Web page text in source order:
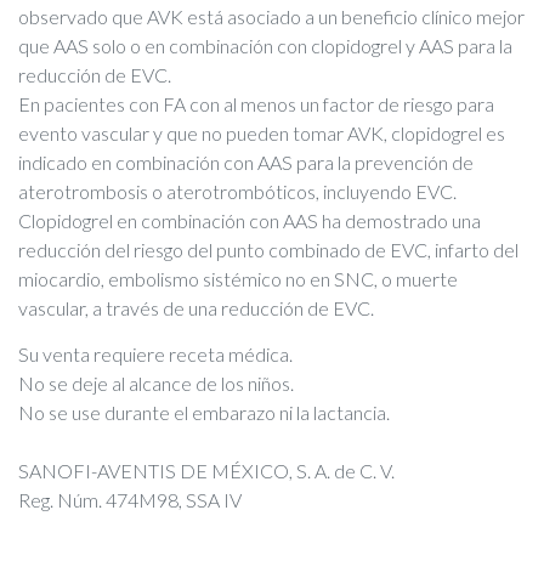
observado que AVK está asociado a un beneficio clínico mejor
que AAS solo o en combinación con clopidogrel y AAS para la
reducción de EVC.
En pacientes con FA con al menos un factor de riesgo para
evento vascular y que no pueden tomar AVK, clopidogrel es
indicado en combinación con AAS para la prevención de
aterotrombosis o aterotrombóticos, incluyendo EVC.
Clopidogrel en combinación con AAS ha demostrado una
reducción del riesgo del punto combinado de EVC, infarto del
miocardio, embolismo sistémico no en SNC, o muerte
vascular, a través de una reducción de EVC.
Su venta requiere receta médica.
No se deje al alcance de los niños.
No se use durante el embarazo ni la lactancia.
SANOFI-AVENTIS DE MÉXICO, S. A. de C. V.
Reg. Núm. 474M98, SSA IV